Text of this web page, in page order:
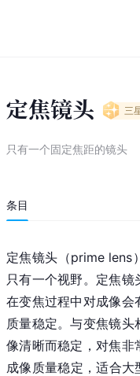
定焦镜头 三
只有一个固定焦距的镜头
条目
定焦镜头（prime lens
只有一个视野。定焦
在变焦过程中对成像会
质量稳定。与变焦镜
像清晰而稳定，对焦非
成像质量稳定，适合